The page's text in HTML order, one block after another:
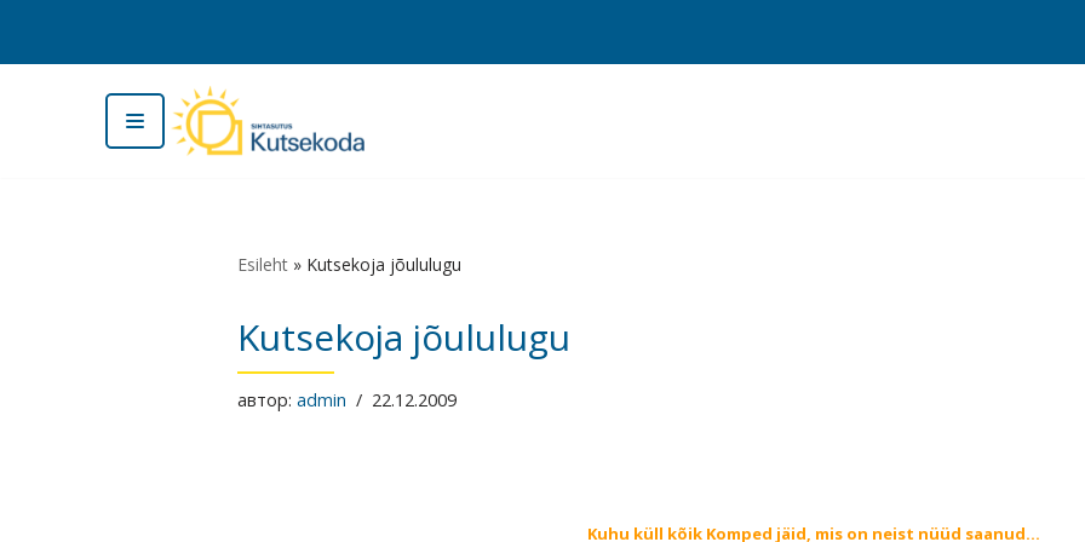
Перейти
содержимому
Esileht» Kutsekoja jõululugu
Kutsekoja jõululugu
автор: admin 22.12.2009
Kuhu küll kõik Komped jäid, mis on neist nüüd saanud…